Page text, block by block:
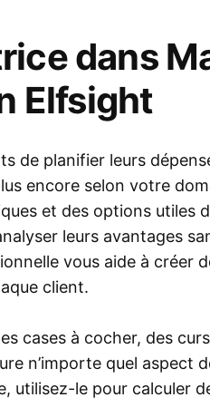
dans
Elfsight
de planifier leurs
encore selon votre
et des options utiles
leurs avantages
vous aide à créer
client.
cases à cocher, des
n’importe quel aspect
utilisez-le pour calculer